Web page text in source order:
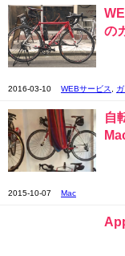
の
2016-03-10 WEBサービス,
自
2015-10-07 Mac